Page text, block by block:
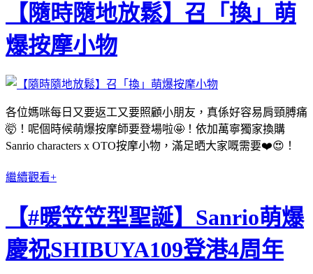
【隨時隨地放鬆】召「換」萌
爆按摩小物
各位媽咪每日又要返工又要照顧小朋友，真係好容易肩頸膊痛
🤯！呢個時候萌爆按摩師要登場啦🤩！依加萬寧獨家換購
Sanrio characters x OTO按摩小物，滿足晒大家嘅需要❤️😍！
繼續觀看+
【#暖笠笠型聖誕】Sanrio萌爆
慶祝SHIBUYA109登港4周年